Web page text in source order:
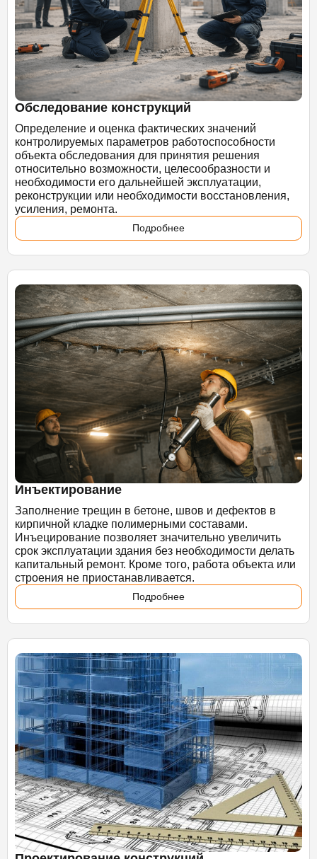
Обследование конструкций
Определение и оценка фактических значений
контролируемых параметров работоспособности
объекта обследования для принятия решения
относительно возможности, целесообразности и
необходимости его дальнейшей эксплуатации,
реконструкции или необходимости восстановления,
усиления, ремонта.
Подробнее
Инъектирование
Заполнение трещин в бетоне, швов и дефектов в
кирпичной кладке полимерными составами.
Инъецирование позволяет значительно увеличить
срок эксплуатации здания без необходимости делать
капитальный ремонт. Кроме того, работа объекта или
строения не приостанавливается.
Подробнее